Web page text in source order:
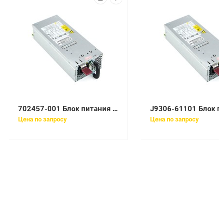
702457-001 Блок питания HP 240W для HP Elitedesk 800 G1 G2
Цена по запросу Цена по запросу